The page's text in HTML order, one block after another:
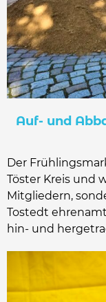
Auf- und
Der
Töster Kreis und
Mitgliedern,
Tostedt
hin- und